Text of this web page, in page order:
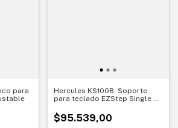
para
Hercules KS100B. Soporte
para teclado EZStep Single X
$95.539,00